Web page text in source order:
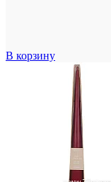
В корзину